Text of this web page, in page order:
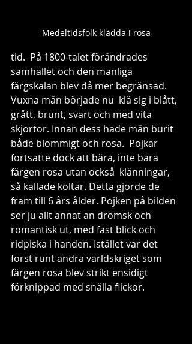
Medeltidsfolk klädda i rosa
tid.  På 1800-talet förändrades
samhället och den manliga
färgskalan blev då mer begränsad.
Vuxna män började nu  klä sig i blått,
grått, brunt, svart och med vita
skjortor. Innan dess hade män burit
både blommigt och rosa.  Pojkar
fortsatte dock att bära, inte bara
färgen rosa utan också  klänningar,
så kallade koltar. Detta gjorde de
fram till 6 års ålder. Pojken på bilden
ser ju allt annat än drömsk och
romantisk ut, med fast blick och
ridpiska i handen. Istället var det
först runt andra världskriget som
färgen rosa blev strikt ensidigt
förknippad med snälla flickor.